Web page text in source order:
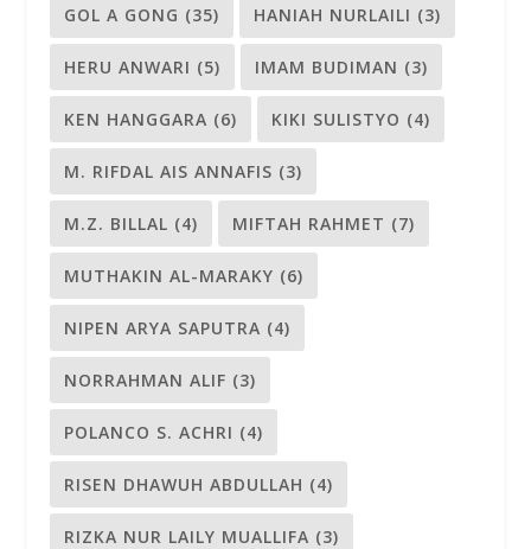
GOL A GONG (35) HANIAH NURLAILI (3)
HERU ANWARI (5) IMAM BUDIMAN (3)
KEN HANGGARA (6) KIKI SULISTYO (4)
M. RIFDAL AIS ANNAFIS (3)
M.Z. BILLAL (4) MIFTAH RAHMET (7)
MUTHAKIN AL-MARAKY (6)
NIPEN ARYA SAPUTRA (4)
NORRAHMAN ALIF (3)
POLANCO S. ACHRI (4)
RISEN DHAWUH ABDULLAH (4)
RIZKA NUR LAILY MUALLIFA (3)